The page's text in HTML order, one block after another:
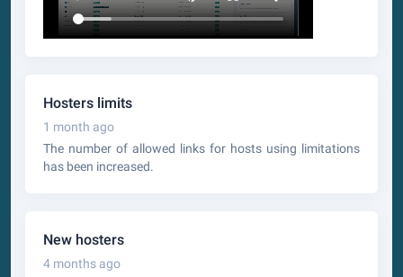
Hosters limits
1 month ago
The number of allowed links for hosts using limitations
has been increased.
New hosters
4 months ago